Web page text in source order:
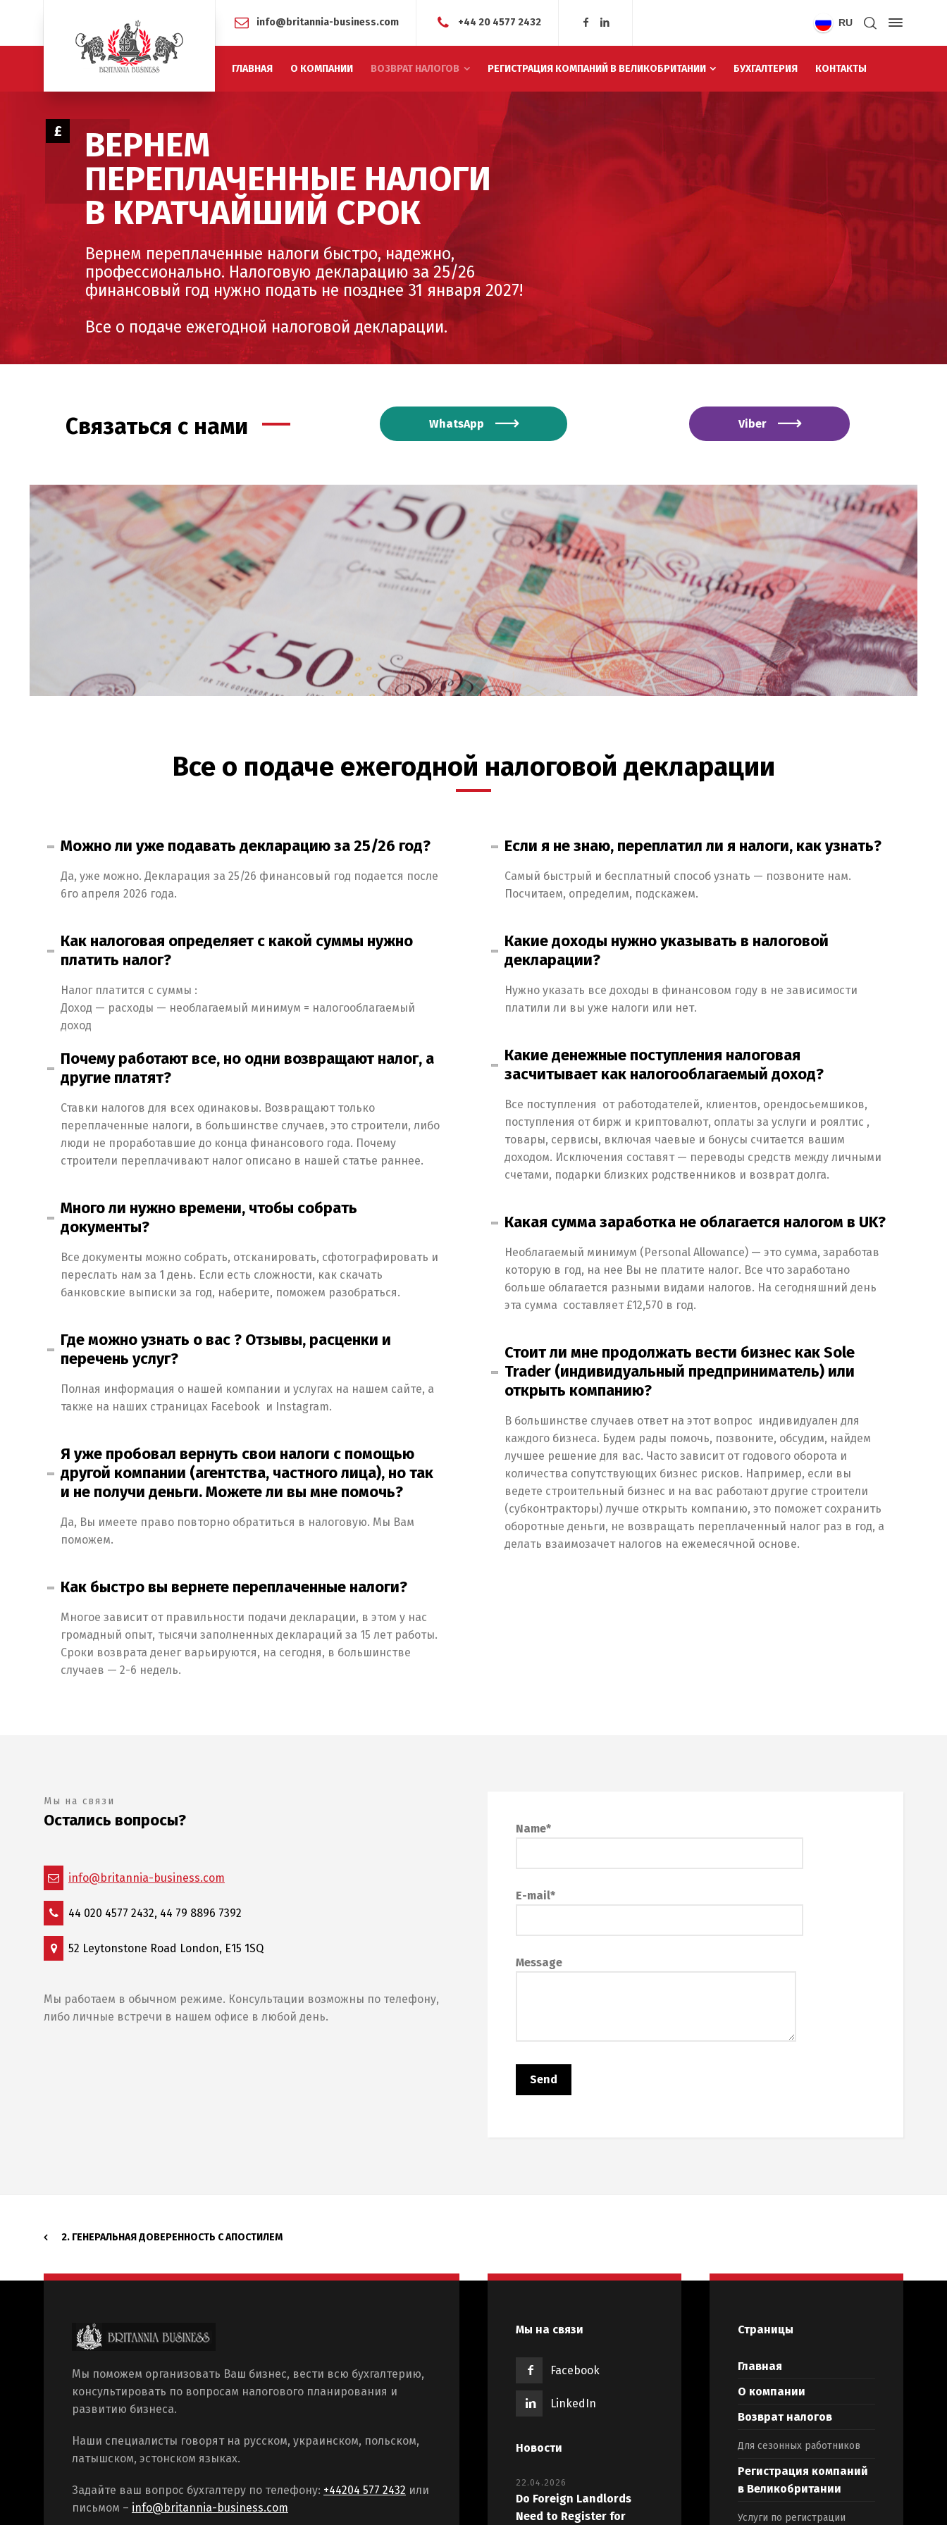
info@britannia-business.com +44 20 4577 2432 RU
ГЛАВНАЯ О КОМПАНИИ ВОЗВРАТ НАЛОГОВ РЕГИСТРАЦИЯ КОМПАНИЙ В ВЕЛИКОБРИТАНИИ БУХГАЛТЕРИЯ КОНТАКТЫ
Вернем переплаченные налоги быстро, надежно,
профессионально. Налоговую декларацию за 25/26
финансовый год нужно подать не позднее 31 января 2027!
Все о подаче ежегодной налоговой декларации.
ВЕРНЕМ
ПЕРЕПЛАЧЕННЫЕ НАЛОГИ
В КРАТЧАЙШИЙ СРОК
£
Связаться с нами WhatsApp Viber
Все о подаче ежегодной налоговой декларации
Можно ли уже подавать декларацию за 25/26 год?
Да, уже можно. Декларация за 25/26 финансовый год подается после
6го апреля 2026 года.
Как налоговая определяет с какой суммы нужно
платить налог?
Налог платится с суммы :
Доход — расходы — необлагаемый минимум = налогооблагаемый
доход
Почему работают все, но одни возвращают налог, а
другие платят?
Ставки налогов для всех одинаковы. Возвращают только
переплаченные налоги, в большинстве случаев, это строители, либо
люди не проработавшие до конца финансового года. Почему
строители переплачивают налог описано в нашей статье раннее.
Много ли нужно времени, чтобы собрать
документы?
Все документы можно собрать, отсканировать, сфотографировать и
переслать нам за 1 день. Если есть сложности, как скачать
банковские выписки за год, наберите, поможем разобраться.
Где можно узнать о вас ? Отзывы, расценки и
перечень услуг?
Полная информация о нашей компании и услугах на нашем сайте, а
также на наших страницах Facebook и Instagram.
Я уже пробовал вернуть свои налоги с помощью
другой компании (агентства, частного лица), но так
и не получи деньги. Можете ли вы мне помочь?
Да, Вы имеете право повторно обратиться в налоговую. Мы Вам
поможем.
Как быстро вы вернете переплаченные налоги?
Многое зависит от правильности подачи декларации, в этом у нас
громадный опыт, тысячи заполненных деклараций за 15 лет работы.
Сроки возврата денег варьируются, на сегодня, в большинстве
случаев — 2-6 недель.
Если я не знаю, переплатил ли я налоги, как узнать?
Самый быстрый и бесплатный способ узнать — позвоните нам.
Посчитаем, определим, подскажем.
Какие доходы нужно указывать в налоговой
декларации?
Нужно указать все доходы в финансовом году в не зависимости
платили ли вы уже налоги или нет.
Какие денежные поступления налоговая
засчитывает как налогооблагаемый доход?
Все поступления от работодателей, клиентов, орендосьемшиков,
поступления от бирж и криптовалют, оплаты за услуги и роялтис ,
товары, сервисы, включая чаевые и бонусы считается вашим
доходом. Исключения составят — переводы средств между личными
счетами, подарки близких родственников и возврат долга.
Какая сумма заработка не облагается налогом в UK?
Необлагаемый минимум (Personal Allowance) — это сумма, заработав
которую в год, на нее Вы не платите налог. Все что заработано
больше облагается разными видами налогов. На сегодняшний день
эта сумма составляет £12,570 в год.
Стоит ли мне продолжать вести бизнес как Sole
Trader (индивидуальный предприниматель) или
открыть компанию?
В большинстве случаев ответ на этот вопрос индивидуален для
каждого бизнеса. Будем рады помочь, позвоните, обсудим, найдем
лучшее решение для вас. Часто зависит от годового оборота и
количества сопутствующих бизнес рисков. Например, если вы
ведете строительный бизнес и на вас работают другие строители
(субконтракторы) лучше открыть компанию, это поможет сохранить
оборотные деньги, не возвращать переплаченный налог раз в год, а
делать взаимозачет налогов на ежемесячной основе.
Мы на связи
Остались вопросы?
info@britannia-business.com
44 020 4577 2432, 44 79 8896 7392
52 Leytonstone Road London, E15 1SQ
Мы работаем в обычном режиме. Консультации возможны по телефону,
либо личные встречи в нашем офисе в любой день.
Name*
E-mail*
Message
2. ГЕНЕРАЛЬНАЯ ДОВЕРЕННОСТЬ С АПОСТИЛЕМ
Мы поможем организовать Ваш бизнес, вести всю бухгалтерию,
консультировать по вопросам налогового планирования и
развитию бизнеса.
Наши специалисты говорят на русском, украинском, польском,
латышском, эстонском языках.
Задайте ваш вопрос бухгалтеру по телефону: +44204 577 2432 или
письмом – info@britannia-business.com
Мы на связи
Facebook
LinkedIn
Новости
22.04.2026
Do Foreign Landlords
Need to Register for
Страницы
Главная
О компании
Возврат налогов
Для сезонных работников
Регистрация компаний
в Великобритании
Услуги по регистрации
Switch The Language